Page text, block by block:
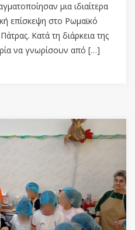
μια ιδιαίτερα
επίσκεψη στο Ρωμαϊκό
Κατά τη διάρκεια της
να γνωρίσουν από […]